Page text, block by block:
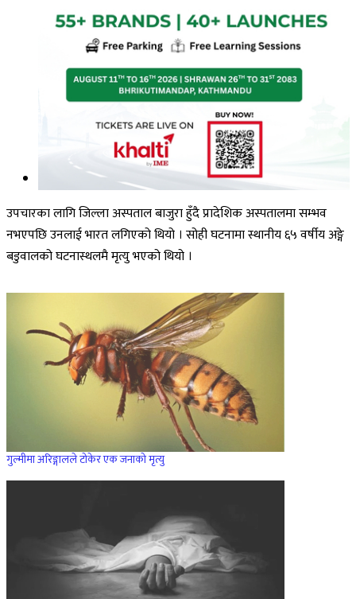
उपचारका लागि जिल्ला अस्पताल बाजुरा हुँदै प्रादेशिक अस्पतालमा सम्भव
नभएपछि उनलाई भारत लगिएको थियो । सोही घटनामा स्थानीय ६५ वर्षीय अङ्गे
बडुवालको घटनास्थलमै मृत्यु भएको थियो ।
गुल्मीमा अरिङ्गालले टोकेर एक जनाको मृत्यु